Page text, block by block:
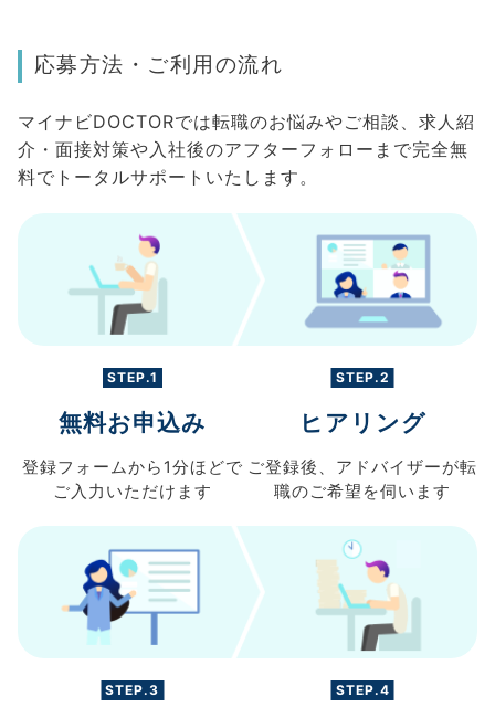
応募方法・ご利用の流れ
マイナビDOCTORでは転職のお悩みやご相談、求人紹
介・面接対策や入社後のアフターフォローまで完全無
料でトータルサポートいたします。
STEP.1
無料お申込み
登録フォームから 1分ほどで
ご入力 いただけます
STEP.2
ヒアリング
ご登録後、 アドバイザーが転
職のご希望を伺います
STEP.3 STEP.4